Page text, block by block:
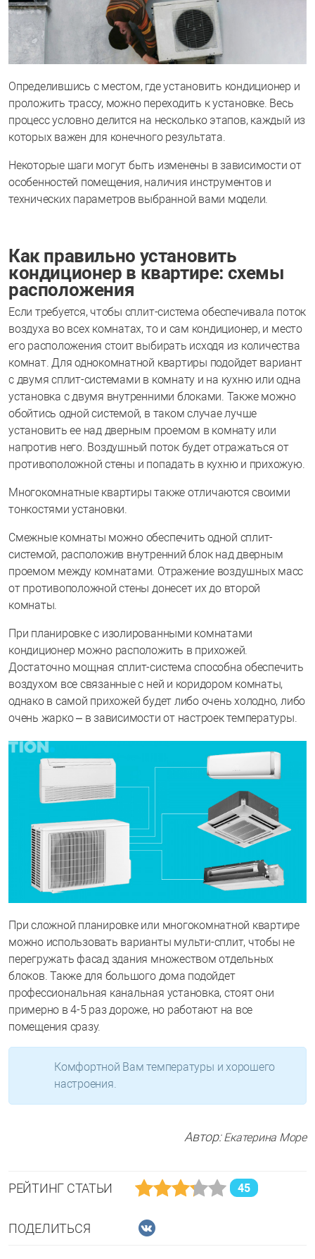
Определившись с местом, где установить кондиционер и
проложить трассу, можно переходить к установке. Весь
процесс условно делится на несколько этапов, каждый из
которых важен для конечного результата.
Некоторые шаги могут быть изменены в зависимости от
особенностей помещения, наличия инструментов и
технических параметров выбранной вами модели.
Как правильно установить
кондиционер в квартире: схемы
расположения
Если требуется, чтобы сплит-система обеспечивала поток
воздуха во всех комнатах, то и сам кондиционер, и место
его расположения стоит выбирать исходя из количества
комнат. Для однокомнатной квартиры подойдет вариант
с двумя сплит-системами в комнату и на кухню или одна
установка с двумя внутренними блоками. Также можно
обойтись одной системой, в таком случае лучше
установить ее над дверным проемом в комнату или
напротив него. Воздушный поток будет отражаться от
противоположной стены и попадать в кухню и прихожую.
Многокомнатные квартиры также отличаются своими
тонкостями установки.
Смежные комнаты можно обеспечить одной сплит-
системой, расположив внутренний блок над дверным
проемом между комнатами. Отражение воздушных масс
от противоположной стены донесет их до второй
комнаты.
При планировке с изолированными комнатами
кондиционер можно расположить в прихожей.
Достаточно мощная сплит-система способна обеспечить
воздухом все связанные с ней и коридором комнаты,
однако в самой прихожей будет либо очень холодно, либо
очень жарко – в зависимости от настроек температуры.
При сложной планировке или многокомнатной квартире
можно использовать варианты мульти-сплит, чтобы не
перегружать фасад здания множеством отдельных
блоков. Также для большого дома подойдет
профессиональная канальная установка, стоят они
примерно в 4-5 раз дороже, но работают на все
помещения сразу.
Комфортной Вам температуры и хорошего
настроения.
Автор:Екатерина Море
РЕЙТИНГ СТАТЬИ 45
ПОДЕЛИТЬСЯ